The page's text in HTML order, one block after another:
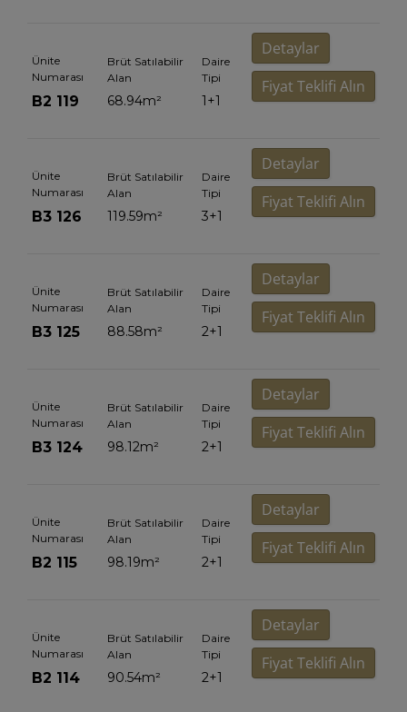
Ünite
Numarası
B2 119
Brüt Satılabilir
Alan
68.94m²
Daire
Tipi
1+1
Detaylar
Fiyat Teklifi Alın
Ünite
Numarası
B3 126
Brüt Satılabilir
Alan
119.59m²
Daire
Tipi
3+1
Detaylar
Fiyat Teklifi Alın
Ünite
Numarası
B3 125
Brüt Satılabilir
Alan
88.58m²
Daire
Tipi
2+1
Detaylar
Fiyat Teklifi Alın
Ünite
Numarası
B3 124
Brüt Satılabilir
Alan
98.12m²
Daire
Tipi
2+1
Detaylar
Fiyat Teklifi Alın
Ünite
Numarası
B2 115
Brüt Satılabilir
Alan
98.19m²
Daire
Tipi
2+1
Detaylar
Fiyat Teklifi Alın
Ünite
Numarası
B2 114
Brüt Satılabilir
Alan
90.54m²
Daire
Tipi
2+1
Detaylar
Fiyat Teklifi Alın